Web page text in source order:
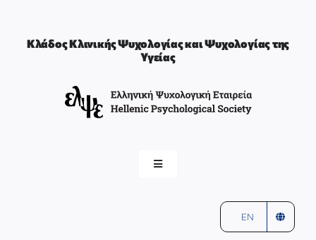
περιεχόμενοΚλάδος Κλινικής Ψυχολογίας και Ψυχολογίας της
Υγείας
Toggle
EN